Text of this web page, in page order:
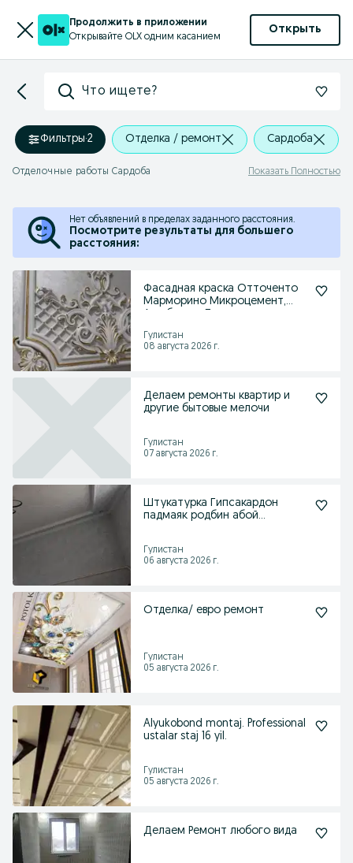
Продолжить в приложении
Открывайте OLX одним касанием
Открыть
Что ищете?
Фильтры·2 Отделка / ремонт Сардоба
Отделочные работы Сардоба Показать Полностью
Нет объявлений в пределах заданного расстояния.
Посмотрите результаты для большего
расстояния:
Фасадная краска Отточенто
Марморино Микроцемент,
Гулистан
08 августа 2026 г.
Делаем ремонты квартир и
другие бытовые мелочи
Гулистан
07 августа 2026 г.
Штукатурка Гипсакардон
падмаяк родбин абой
Гулистан
06 августа 2026 г.
Отделка/ евро ремонт
Гулистан
05 августа 2026 г.
Alyukobond montaj. Professional
ustalar staj 16 yil.
Гулистан
05 августа 2026 г.
Делаем Ремонт любого вида